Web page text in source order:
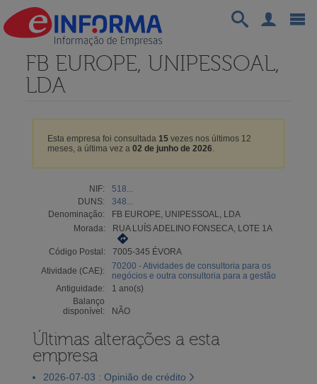
FB EUROPE, UNIPESSOAL,
LDA
Esta empresa foi consultada 15vezes nos últimos 12
meses, a última vez a 02 de junho de 2026.
NIF:
518...
DUNS:
348...
Denominação:
FB EUROPE, UNIPESSOAL, LDA
Morada:
RUA LUÍS ADELINO FONSECA, LOTE 1A
Código Postal:
7005-345 ÉVORA
Atividade (CAE):
70200 - Atividades de consultoria para os
negócios e outra consultoria para a gestão
Antiguidade:
1 ano(s)
Balanço
disponível:
NÃO
Últimas alterações a esta
empresa
2026-07-03 : Opinião de crédito